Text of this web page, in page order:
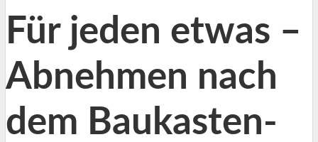
Für jeden etwas –
Abnehmen nach
dem Baukasten-